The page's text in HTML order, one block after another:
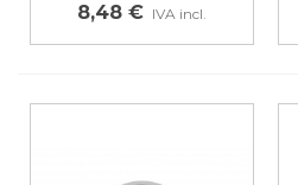
8,48 € IVA incl.